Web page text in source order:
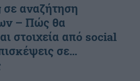
αναζήτηση
– Πώς θα
στοιχεία από social
σε…